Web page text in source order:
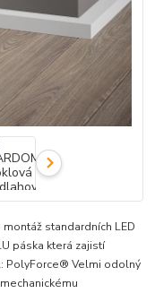
standardních LED
páska která zajistí
PolyForce® Velmi odolný